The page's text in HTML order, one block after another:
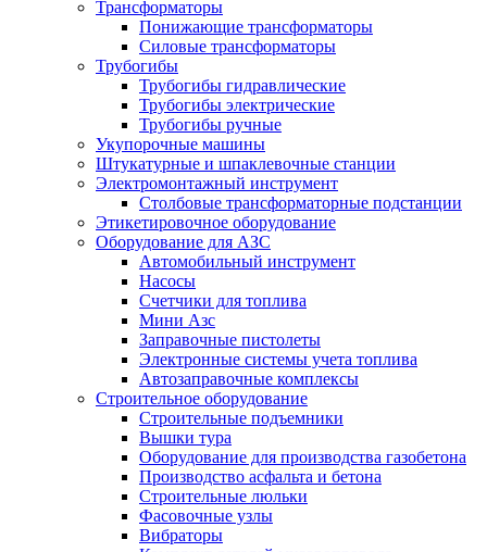
Трансформаторы
Понижающие трансформаторы
Силовые трансформаторы
Трубогибы
Трубогибы гидравлические
Трубогибы электрические
Трубогибы ручные
Укупорочные машины
Штукатурные и шпаклевочные станции
Электромонтажный инструмент
Столбовые трансформаторные подстанции
Этикетировочное оборудование
Оборудование для АЗС
Автомобильный инструмент
Насосы
Счетчики для топлива
Мини Азс
Заправочные пистолеты
Электронные системы учета топлива
Автозаправочные комплексы
Строительное оборудование
Cтроительные подъемники
Вышки тура
Оборудование для производства газобетона
Производство асфальта и бетона
Строительные люльки
Фасовочные узлы
Вибраторы